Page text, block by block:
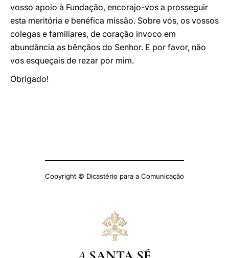
vosso apoio à Fundação, encorajo-vos a prosseguir
esta meritória e benéfica missão. Sobre vós, os vossos
colegas e familiares, de coração invoco em
abundância as bênçãos do Senhor. E por favor, não
vos esqueçais de rezar por mim.
Obrigado!
Copyright © Dicastério para a Comunicação